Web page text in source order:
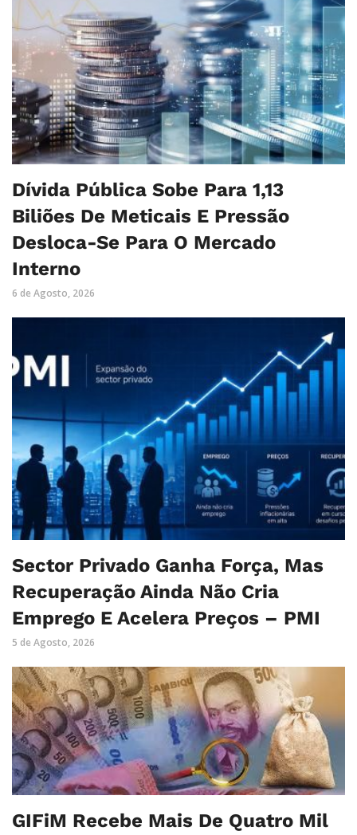
Dívida Pública Sobe Para 1,13
Biliões De Meticais E Pressão
Desloca-Se Para O Mercado
Interno
6 de Agosto, 2026
Sector Privado Ganha Força, Mas
Recuperação Ainda Não Cria
Emprego E Acelera Preços – PMI
5 de Agosto, 2026
GIFiM Recebe Mais De Quatro Mil